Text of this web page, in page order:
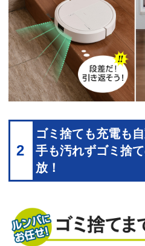
2
ゴミ捨ても充電も
手も汚れずゴミ捨
放！